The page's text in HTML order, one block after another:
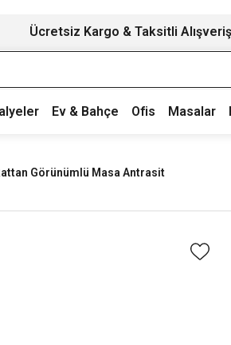
Ücretsiz Kargo & Taksitli
Ev & Bahçe Ofis Masalar
Görünümlü Masa Antrasit